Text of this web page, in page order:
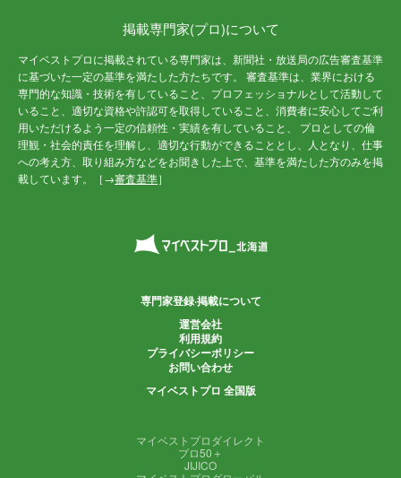
掲載専門家(プロ)について
マイベストプロに掲載されている専門家は、新聞社・放送局の広告審査基準
に基づいた一定の基準を満たした方たちです。 審査基準は、業界における
専門的な知識・技術を有していること、プロフェッショナルとして活動して
いること、適切な資格や許認可を取得していること、消費者に安心してご利
用いただけるよう一定の信頼性・実績を有していること、 プロとしての倫
理観・社会的責任を理解し、適切な行動ができることとし、人となり、仕事
への考え方、取り組み方などをお聞きした上で、基準を満たした方のみを掲
載しています。［→審査基準］
専門家登録·掲載について
運営会社
利用規約
プライバシーポリシー
お問い合わせ
マイベストプロ 全国版
マイベストプロダイレクト
プロ50＋
JIJICO